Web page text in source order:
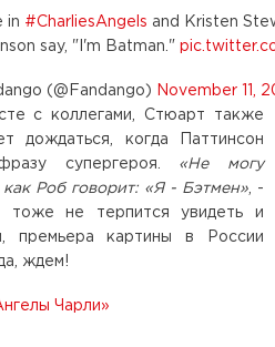
in #CharliesAngels and Kristen
say, "I'm Batman."
(@Fandango)
November 11,
с коллегами, Стюарт также
дождаться, когда Паттинсон
супергероя. «Не могу
Роб говорит: «Я - Бэтмен» , -
тоже не терпится увидеть и
премьера картины в России
ждем!
Чарли»